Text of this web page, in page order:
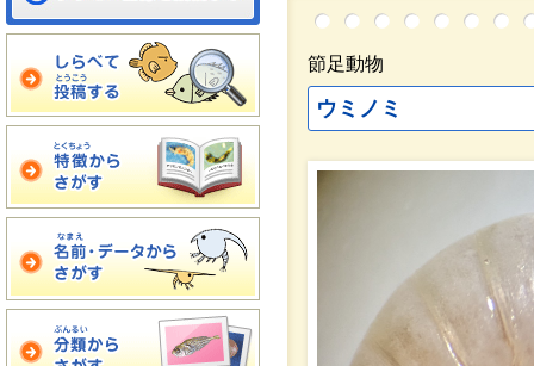
節足動物
ウミノミ